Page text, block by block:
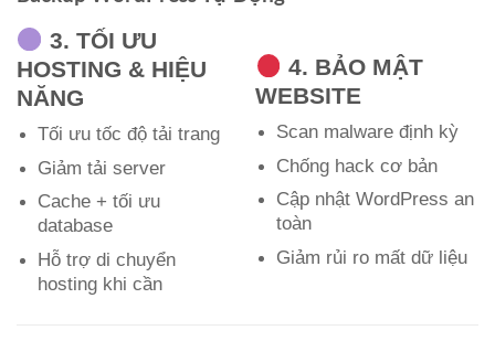
3. TỐI ƯU
HOSTING & HIỆU
NĂNG
Tối ưu tốc độ tải trang
Giảm tải server
Cache + tối ưu
database
Hỗ trợ di chuyển
hosting khi cần
4. BẢO MẬT
WEBSITE
Scan malware định kỳ
Chống hack cơ bản
Cập nhật WordPress an
toàn
Giảm rủi ro mất dữ liệu